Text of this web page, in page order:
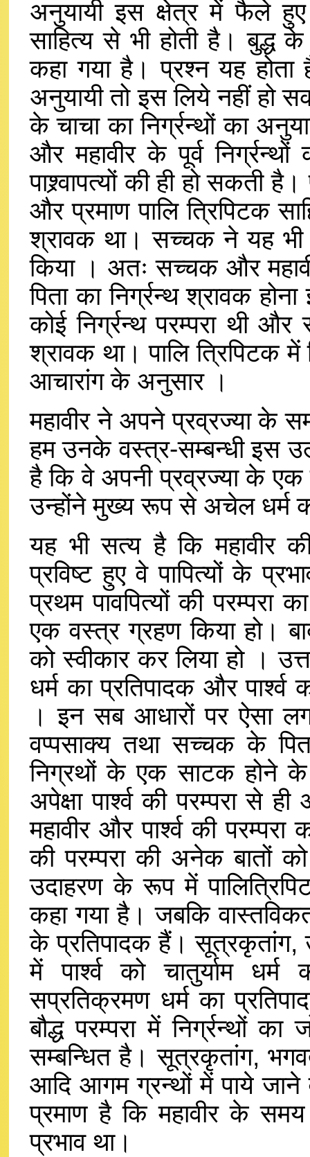
अनुयायी इस क्षेत्र में फैले
साहित्य से भी होती है। बुद्ध
कहा गया है। प्रश्न यह
अनुयायी तो इस लिये नहीं हो
के चाचा का निर्ग्रन्थों का
और महावीर के पूर्व
पाश्र्वापत्यों की ही हो सकती
और प्रमाण पालि त्रिपिटक
श्रावक था। सच्चक ने यह भी
किया । अतः सच्चक और
पिता का निर्ग्रन्थ श्रावक
कोई निर्ग्रन्थ परम्परा थी और
श्रावक था। पालि त्रिपिटक
आचारांग के अनुसार ।
महावीर ने अपने प्रव्रज्या के
हम उनके वस्त्र-सम्बन्धी इस
है कि वे अपनी प्रव्रज्या के
उन्होंने मुख्य रूप से अचेल धर्म
यह भी सत्य है कि महावीर
प्रविष्ट हुए वे पापित्यों के
प्रथम पावपित्यों की
एक वस्त्र ग्रहण किया हो।
को स्वीकार कर लिया हो ।
धर्म का प्रतिपादक और
। इन सब आधारों पर ऐसा
वप्पसाक्य तथा सच्चक के
निग्रथों के एक साटक होने के
अपेक्षा पार्श्व की परम्परा से
महावीर और पार्श्व की
की परम्परा की अनेक बातों
उदाहरण के रूप में
कहा गया है। जबकि
के प्रतिपादक हैं। सूत्रकृतांग,
में पार्श्व को चातुर्याम
सप्रतिक्रमण धर्म का
बौद्ध परम्परा में निर्ग्रन्थों
सम्बन्धित है। सूत्रकृतांग,
आदि आगम ग्रन्थों में पाये जाने
प्रमाण है कि महावीर के समय
प्रभाव था।